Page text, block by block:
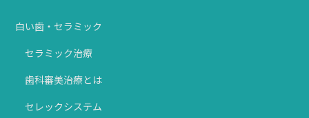
白い歯・セラミック
セラミック治療
歯科審美治療とは
セレックシステム